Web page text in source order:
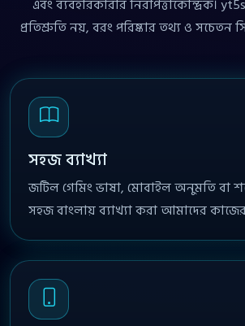
এবং ব্যবহারকারীর নিরাপত্তাকেন্দ্রিক।
প্রতিশ্রুতি নয়, বরং পরিষ্কার তথ্য ও সচেতন
সহজ ব্যাখ্যা
জটিল গেমিং ভাষা, মোবাইল অনুমতি বা
সহজ বাংলায় ব্যাখ্যা করা আমাদের